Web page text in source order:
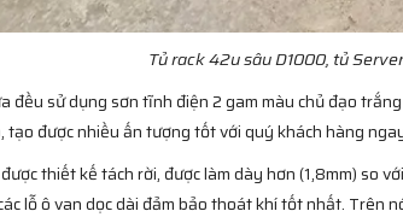
Tủ rack 42u sâu D1000, tủ
đều sử dụng sơn tĩnh điện 2 gam màu chủ đạo
tạo được nhiều ấn tượng tốt với quý khách hàng
thiết kế tách rời, được làm dày hơn (1,8mm) so
lỗ ô van dọc dài đảm bảo thoát khí tốt nhất. Trên